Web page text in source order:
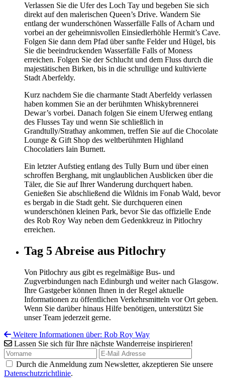
Verlassen Sie die Ufer des Loch Tay und begeben Sie sich
direkt auf den malerischen Queen’s Drive. Wandern Sie
entlang der wunderschönen Wasserfälle Falls of Acharn und
vorbei an der geheimnisvollen Einsiedlerhöhle Hermit’s Cave.
Folgen Sie dann dem Pfad über sanfte Felder und Hügel, bis
Sie die beeindruckenden Wasserfälle Falls of Moness
erreichen. Folgen Sie der Schlucht und dem Fluss durch die
majestätischen Birken, bis in die schrullige und kultivierte
Stadt Aberfeldy.
Kurz nachdem Sie die charmante Stadt Aberfeldy verlassen
haben kommen Sie an der berühmten Whiskybrennerei
Dewar’s vorbei. Danach folgen Sie einem Uferweg entlang
des Flusses Tay und wenn Sie schließlich in
Grandtully/Strathay ankommen, treffen Sie auf die Chocolate
Lounge & Gift Shop des weltberühmten Highland
Chocolatiers Iain Burnett.
Ein letzter Aufstieg entlang des Tully Burn und über einen
schroffen Berghang, mit unglaublichen Ausblicken über die
Täler, die Sie auf Ihrer Wanderung durchquert haben.
Genießen Sie abschließend die Wildnis im Fonab Wald, bevor
es bergab in die Stadt geht. Sie durchqueren einen
wunderschönen kleinen Park, bevor Sie das offizielle Ende
des Rob Roy Way neben dem Gedenkkreuz in Pitlochry
erreichen.
Tag 5 Abreise aus Pitlochry
Von Pitlochry aus gibt es regelmäßige Bus- und
Zugverbindungen nach Edinburgh und weiter nach Glasgow.
Ihre Gastgeber können Ihnen in der Regel aktuelle
Informationen zu öffentlichen Verkehrsmitteln vor Ort geben.
Wenn Sie darüber hinaus Hilfe benötigen, unterstützt Sie
unser Team jederzeit gerne.
Weitere Informationen über: Rob Roy Way
Lassen Sie sich für Ihre nächste Wanderreise inspirieren!
Durch die Anmeldung zum Newsletter, akzeptieren Sie unsere
Datenschutzrichtlinie.